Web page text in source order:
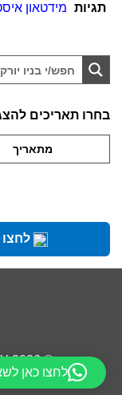
תגיות מידטאון
בחרו תאריכים
לחצו
© 2026
לחצו כאן